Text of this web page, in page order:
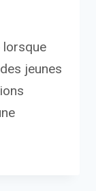
lorsque
jeunes